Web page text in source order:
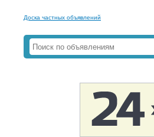
Доска частных объявлений